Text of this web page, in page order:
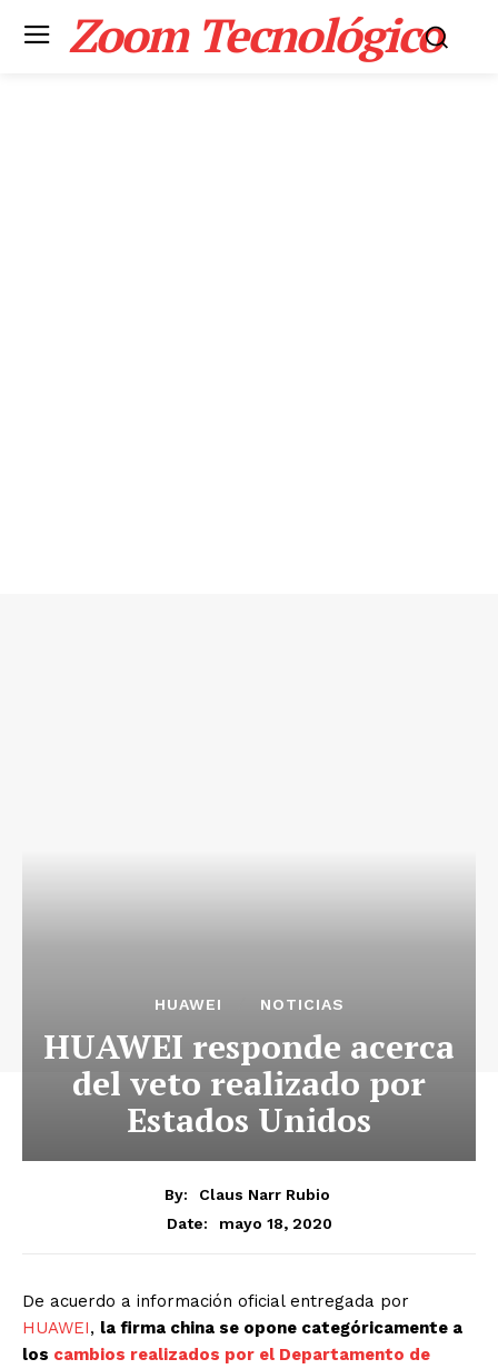
Zoom Tecnológico
HUAWEI NOTICIAS
HUAWEI responde acerca
del veto realizado por
Estados Unidos
By:
Claus Narr Rubio
Date:
mayo 18, 2020
De acuerdo a información oficial entregada por
HUAWEI, la firma china se opone categóricamente a
los cambios realizados por el Departamento de